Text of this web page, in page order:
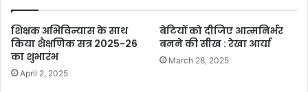
शिक्षक अभिविन्यास के साथ
किया शैक्षणिक सत्र 2025-26
का शुभारंभ
April 2, 2025
बेटियों को दीजिए आत्मनिर्भर
बनने की सीख : रेखा आर्या
March 28, 2025